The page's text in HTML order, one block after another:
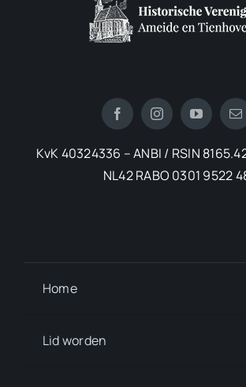
KvK 40324336 – ANBI / RSIN
NL42 RABO 0301 9522
Home
Lid worden